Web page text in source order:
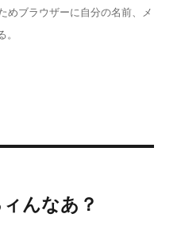
めブラウザーに自分の名前、メ
んなあ？